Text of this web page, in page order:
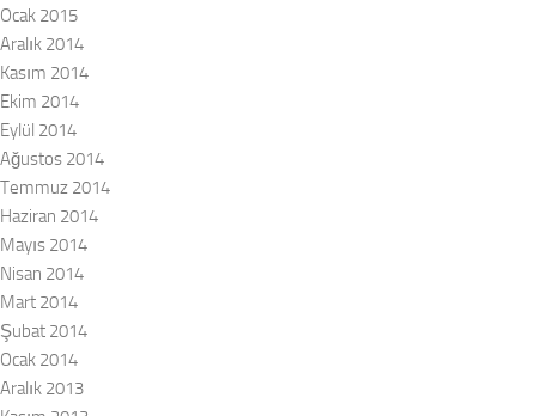
Ocak 2015
Aralık 2014
Kasım 2014
Ekim 2014
Eylül 2014
Ağustos 2014
Temmuz 2014
Haziran 2014
Mayıs 2014
Nisan 2014
Mart 2014
Şubat 2014
Ocak 2014
Aralık 2013